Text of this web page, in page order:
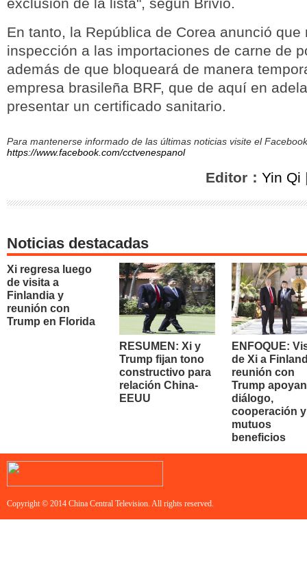
En tanto, la República de Corea anunció que
inspección a las importaciones de carne de
además de que bloqueará de manera
empresa brasileña BRF, que de aquí en
presentar un certificado sanitario.
Para mantenerse informado de las últimas noticias visite el
https://www.facebook.com/cctvenespanol
Editor： Yin Qi
Noticias destacadas
Xi regresa luego
de visita a
Finlandia y
reunión con
Trump en Florida
RESUMEN: Xi y
Trump fijan tono
constructivo para
relación China-
EEUU
ENFOQUE:
de Xi a
reunión con
Trump apoyan
diálogo,
cooperación y
mutuos
beneficios
Copyright © 2014 China Central Television. All rights reserved.